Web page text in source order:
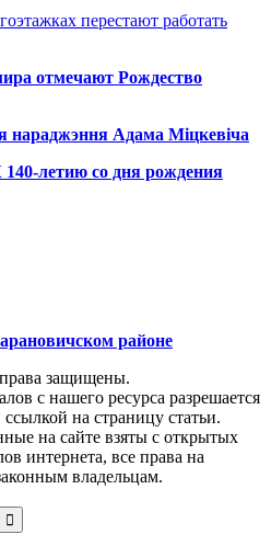
перестают работать
отмечают Рождество
нараджэння Адама Міцкевіча
140-летию со дня рождения
районе
защищены.
с нашего ресурса разрешается
на страницу статьи.
на сайте взяты с открытых
интернета, все права на
владельцам.